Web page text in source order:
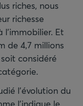
riches, nous
richesse
Et
de 4,7 millions
considéré
l’évolution du
l’indique le